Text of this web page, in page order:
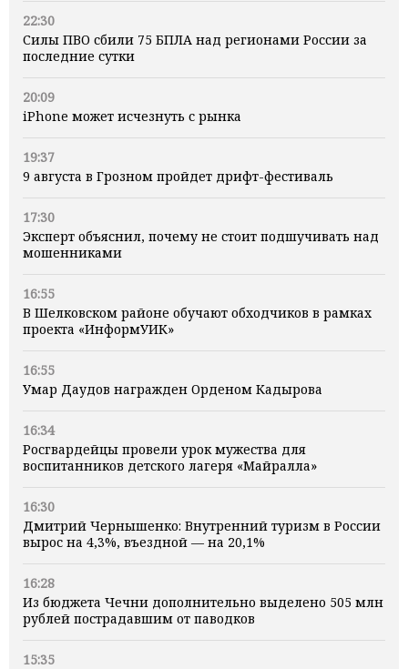
22:30
Силы ПВО сбили 75 БПЛА над регионами России за
последние сутки
20:09
iPhone может исчезнуть с рынка
19:37
9 августа в Грозном пройдет дрифт-фестиваль
17:30
Эксперт объяснил, почему не стоит подшучивать над
мошенниками
16:55
В Шелковском районе обучают обходчиков в рамках
проекта «ИнформУИК»
16:55
Умар Даудов награжден Орденом Кадырова
16:34
Росгвардейцы провели урок мужества для
воспитанников детского лагеря «Майралла»
16:30
Дмитрий Чернышенко: Внутренний туризм в России
вырос на 4,3%, въездной — на 20,1%
16:28
Из бюджета Чечни дополнительно выделено 505 млн
рублей пострадавшим от паводков
15:35